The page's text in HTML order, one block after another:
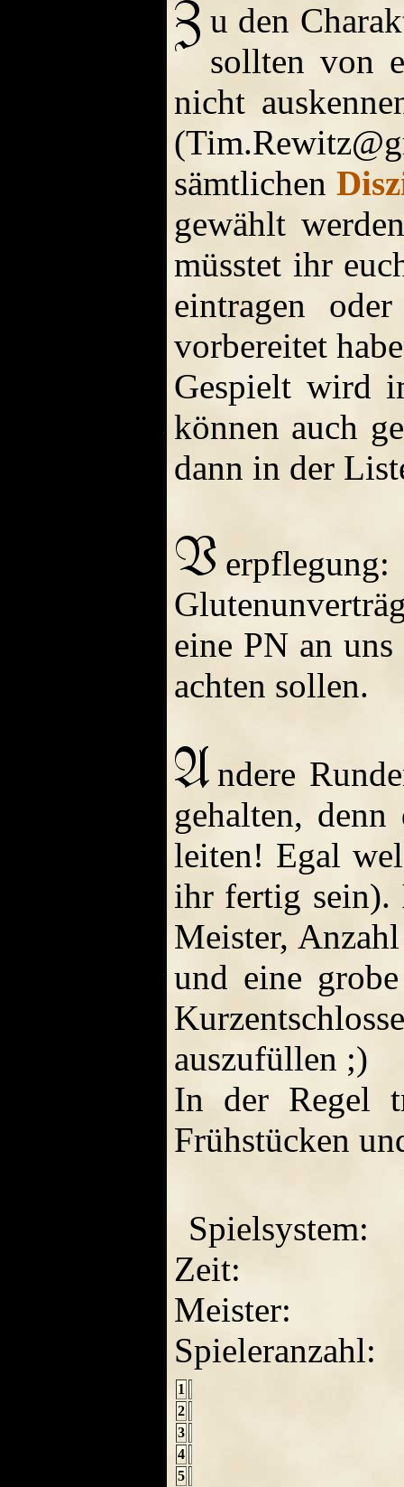
u den
sollten von
nicht
sämtlichen
gewählt
müsstet ihr
eintragen
vorbereitet
Gespielt wird
können auch
dann in der
eine PN an
achten sollen.
ndere
gehalten,
leiten! Egal
ihr fertig sein).
Meister,
und eine
auszufüllen ;)
In der Regel
Frühstücken
Spielsystem:
Zeit:
Meister:
Spieleranzahl:
1
2
3
4
5